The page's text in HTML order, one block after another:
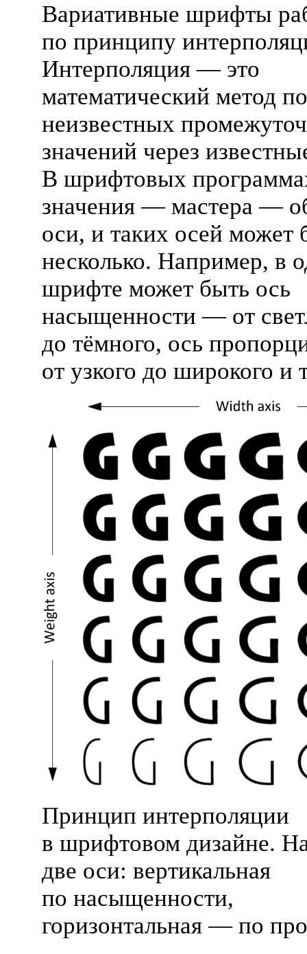
Вариативные шрифты
по принципу
Интерполяция — это
математический метод
неизвестных
значений через
В шрифтовых
значения — мастера —
оси, и таких осей может
несколько. Например, в
шрифте может быть ось
насыщенности — от
до тёмного, ось
от узкого до широкого и
Принцип интерполяции
в шрифтовом дизайне.
две оси: вертикальная
по насыщенности,
горизонтальная — по